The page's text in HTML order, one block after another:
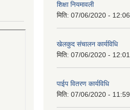
शिक्षा नियमावली
मिति: 07/06/2020 - 12:06
खेलकुद संचालन कार्यविधि
मिति: 07/06/2020 - 12:01
पाईप वितरण कार्यविधि
मिति: 07/06/2020 - 11:59